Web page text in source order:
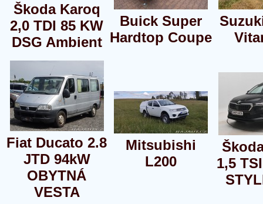
Škoda Karoq
2,0 TDI 85 KW
DSG Ambient
Buick Super
Hardtop Coupe
Fiat Ducato 2.8
JTD 94kW
OBYTNÁ
VESTA
Mitsubishi
L200
1,5